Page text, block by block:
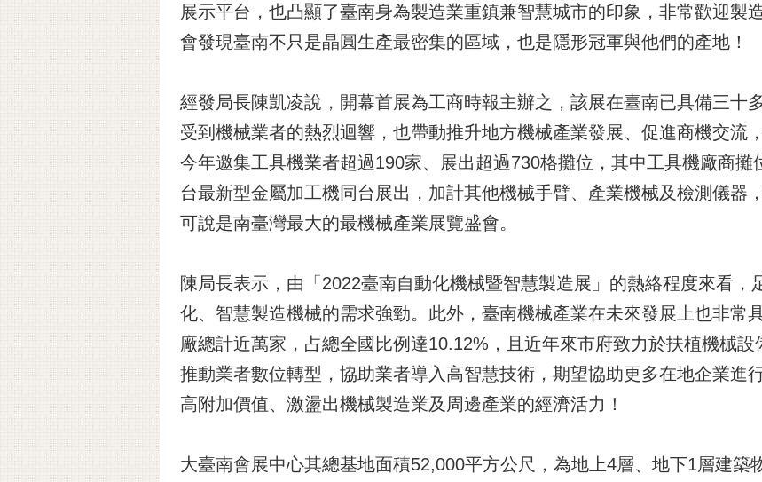
展示平台，也凸顯了臺南身為製造業重鎮兼智慧城市的印象，非常歡迎製
會發現臺南不只是晶圓生產最密集的區域，也是隱形冠軍與他們的產地！
經發局長陳凱凌說，開幕首展為工商時報主辦之，該展在臺南已具備三十
受到機械業者的熱烈迴響，也帶動推升地方機械產業發展、促進商機交流
今年邀集工具機業者超過190家、展出超過730格攤位，其中工具機廠商
台最新型金屬加工機同台展出，加計其他機械手臂、產業機械及檢測儀器
可說是南臺灣最大的最機械產業展覽盛會。
陳局長表示，由「2022臺南自動化機械暨智慧製造展」的熱絡程度來看，
化、智慧製造機械的需求強勁。此外，臺南機械產業在未來發展上也非常
廠總計近萬家，占總全國比例達10.12%，且近年來市府致力於扶植機械
推動業者數位轉型，協助業者導入高智慧技術，期望協助更多在地企業進
高附加價值、激盪出機械製造業及周邊產業的經濟活力！
大臺南會展中心其總基地面積52,000平方公尺，為地上4層、地下1層建築